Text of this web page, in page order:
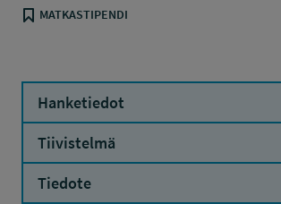
MATKASTIPENDI
Hanketiedot
Tiivistelmä
Tiedote